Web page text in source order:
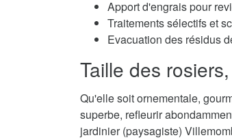
Apport d'engrais pour
Traitements sélectifs et
Evacuation des résidus
Taille des
Qu'elle soit ornementale,
superbe, refleurir
jardinier (paysagiste)